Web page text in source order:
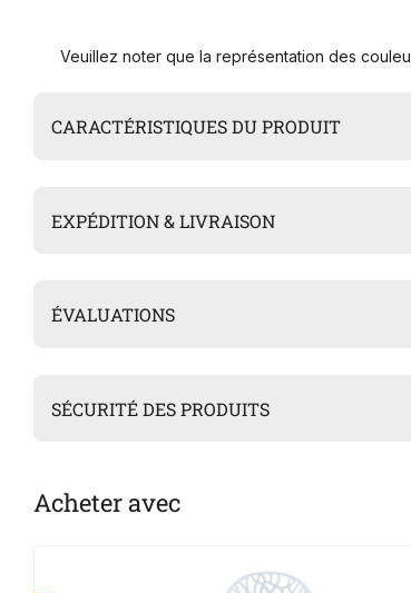
Veuillez noter que la représentation des
CARACTÉRISTIQUES DU PRODUIT
EXPÉDITION & LIVRAISON
ÉVALUATIONS
SÉCURITÉ DES PRODUITS
Acheter avec